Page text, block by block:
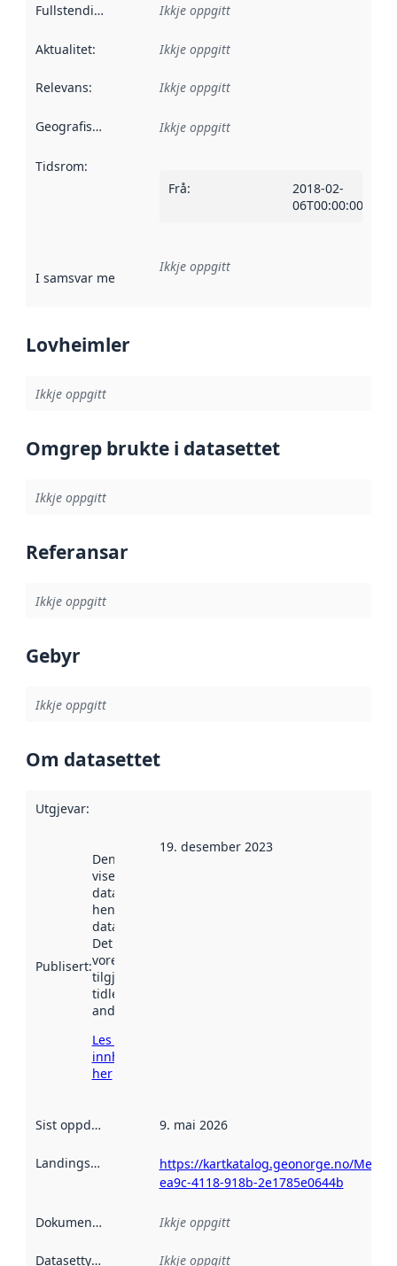
Fullstendigheit Ikkje oppgitt
Aktualitet: Ikkje oppgitt
Relevans: Ikkje oppgitt
Geografisk område Ikkje oppgitt
Tidsrom:
Frå:
2018-02-
06T00:00:00Z
I samsvar med Referanse til ei implementeringsregel eller
Ikkje oppgitt
Lovheimler
Ikkje oppgitt
Omgrep brukte i datasettet
Ikkje oppgitt
Referansar
Ikkje oppgitt
Gebyr
Ikkje oppgitt
Om datasettet
Utgjevar:
Publisert:
Denne datoen
viser når
datasettet vart
henta inn av
data.norge.no.
Det kan ha
vore
tilgjengeleg
tidlegare
andre stader.
Les meir om
innhenting
her
19. desember 2023
Sist oppdatert 9. mai 2026
Landingsside
https://kartkatalog.geonorge.no/
ea9c-4118-918b-2e1785e0644b
Dokumentasjon Ikkje oppgitt
Datasettype Ikkje oppgitt